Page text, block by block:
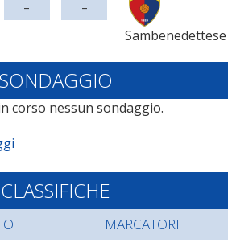
- -
Sambenedettese
SONDAGGIO
corso nessun sondaggio.
CLASSIFICHE
MARCATORI